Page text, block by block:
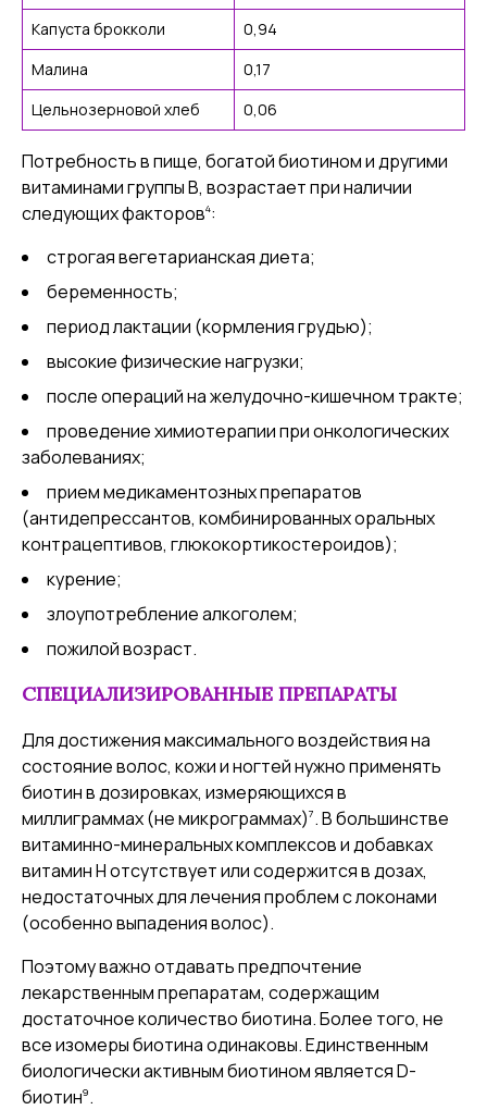
Капуста брокколи
0,94
Малина
0,17
Цельнозерновой хлеб
0,06
Потребность в пище, богатой биотином и другими
витаминами группы В, возрастает при наличии
следующих факторов4:
строгая вегетарианская диета;
беременность;
период лактации (кормления грудью);
высокие физические нагрузки;
после операций на желудочно-кишечном тракте;
проведение химиотерапии при онкологических
заболеваниях;
прием медикаментозных препаратов
(антидепрессантов, комбинированных оральных
контрацептивов, глюкокортикостероидов);
курение;
злоупотребление алкоголем;
пожилой возраст.
СПЕЦИАЛИЗИРОВАННЫЕ ПРЕПАРАТЫ
Для достижения максимального воздействия на
состояние волос, кожи и ногтей нужно применять
биотин в дозировках, измеряющихся в
миллиграммах (не микрограммах)7. В большинстве
витаминно-минеральных комплексов и добавках
витамин Н отсутствует или содержится в дозах,
недостаточных для лечения проблем с локонами
(особенно выпадения волос).
Поэтому важно отдавать предпочтение
лекарственным препаратам, содержащим
достаточное количество биотина. Более того, не
все изомеры биотина одинаковы. Единственным
биологически активным биотином является D-
биотин9.